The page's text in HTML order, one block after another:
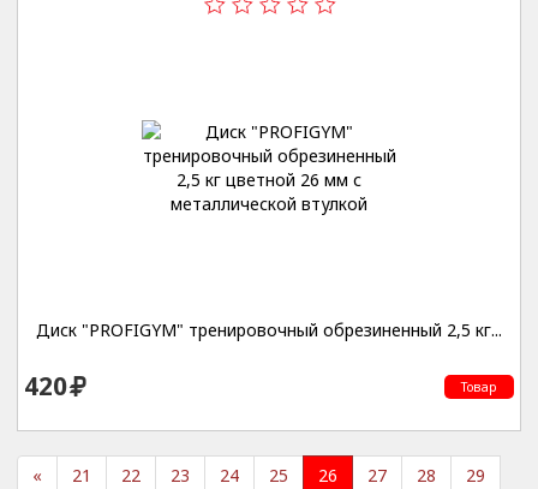
Диск "PROFIGYM" тренировочный обрезиненный 2,5 кг...
420 Товар
« 21 22 23 24 25 26 27 28
29